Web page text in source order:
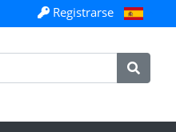
Registrarse